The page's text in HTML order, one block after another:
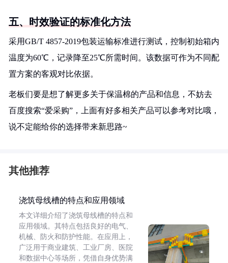
五、时效验证的标准化方法
采用GB/T 4857-2019包装运输标准进行测试，控制初始箱内
温度为60℃，记录降至25℃所需时间。该数据可作为不同配
置方案的客观对比依据。
老板们要是想了解更多关于保温棉的产品和信息，不妨去
百度搜索“爱采购”，上面有好多相关产品可以参考对比哦，
说不定能给你的选择带来新思路~
其他推荐
浇筑母线槽的特点和应用领域
本文详细介绍了浇筑母线槽的特点和
应用领域。其特点包括良好的电气、
机械、防火和防护性能。在应用上，
广泛用于商业建筑、工业厂房、医院
和数据中心等场所，凭借自身优势满